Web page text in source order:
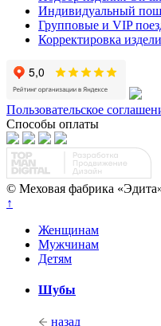
Индивидуальный
Групповые и VIP
Корректировка
Пользовательское
Способы оплаты
© Меховая фабрика
↑
Женщинам
Мужчинам
Детям
Шубы
назад